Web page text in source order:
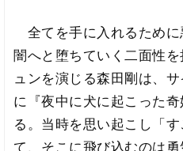
全てを手に入れるために
闇へと堕ちていく二面性
ュンを演じる森田剛は、
に『夜中に犬に起こった
る。当時を思い起こし「
て、そこに飛び込むのは